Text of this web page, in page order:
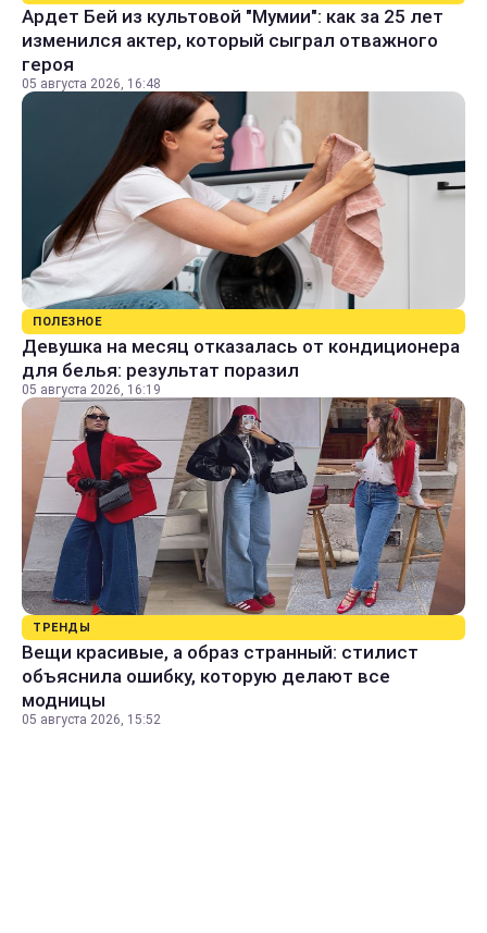
Ардет Бей из культовой "Мумии": как за 25 лет
изменился актер, который сыграл отважного
героя
05 августа 2026, 16:48
ПОЛЕЗНОЕ
Девушка на месяц отказалась от кондиционера
для белья: результат поразил
05 августа 2026, 16:19
ТРЕНДЫ
Вещи красивые, а образ странный: стилист
объяснила ошибку, которую делают все
модницы
05 августа 2026, 15:52